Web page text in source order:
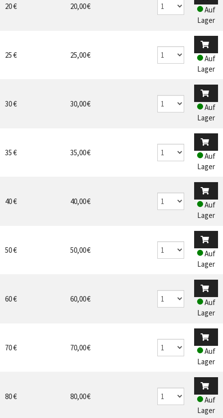
20 € 20,00 €
Auf
Lager
25 € 25,00 €
Auf
Lager
30 € 30,00 €
Auf
Lager
35 € 35,00 €
Auf
Lager
40 € 40,00 €
Auf
Lager
50 € 50,00 €
Auf
Lager
60 € 60,00 €
Auf
Lager
70 € 70,00 €
Auf
Lager
80 € 80,00 €
Auf
Lager